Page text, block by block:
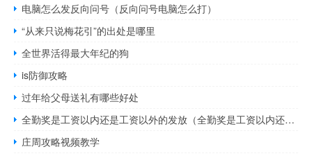
电脑怎么发反向问号（反向问号电脑怎么打）
“从来只说梅花引”的出处是哪里
全世界活得最大年纪的狗
is防御攻略
过年给父母送礼有哪些好处
全勤奖是工资以内还是工资以外的发放（全勤奖是工资以内还是工资以外的）
庄周攻略视频教学